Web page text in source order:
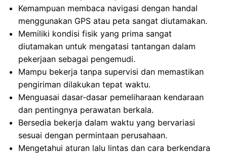
Kemampuan membaca navigasi dengan handal
menggunakan GPS atau peta sangat diutamakan.
Memiliki kondisi fisik yang prima sangat
diutamakan untuk mengatasi tantangan dalam
pekerjaan sebagai pengemudi.
Mampu bekerja tanpa supervisi dan memastikan
pengiriman dilakukan tepat waktu.
Menguasai dasar-dasar pemeliharaan kendaraan
dan pentingnya perawatan berkala.
Bersedia bekerja dalam waktu yang bervariasi
sesuai dengan permintaan perusahaan.
Mengetahui aturan lalu lintas dan cara berkendara